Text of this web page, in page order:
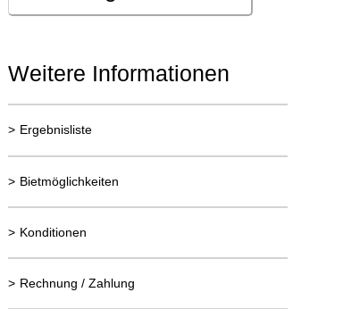
Weitere Informationen
> Ergebnisliste
> Bietmöglichkeiten
> Konditionen
> Rechnung / Zahlung